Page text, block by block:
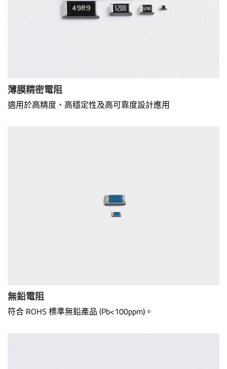
薄膜精密電阻
適用於高精度、高穩定性及高可靠度設計應用
無鉛電阻
符合 ROHS 標準無鉛產品 (Pb<100ppm)。